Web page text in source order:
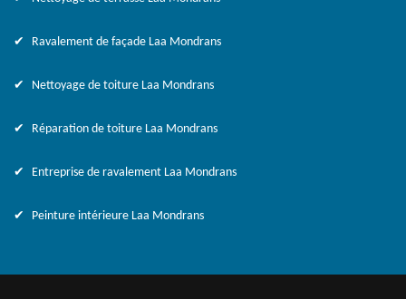
Ravalement de façade Laa Mondrans
Nettoyage de toiture Laa Mondrans
Réparation de toiture Laa Mondrans
Entreprise de ravalement Laa Mondrans
Peinture intérieure Laa Mondrans